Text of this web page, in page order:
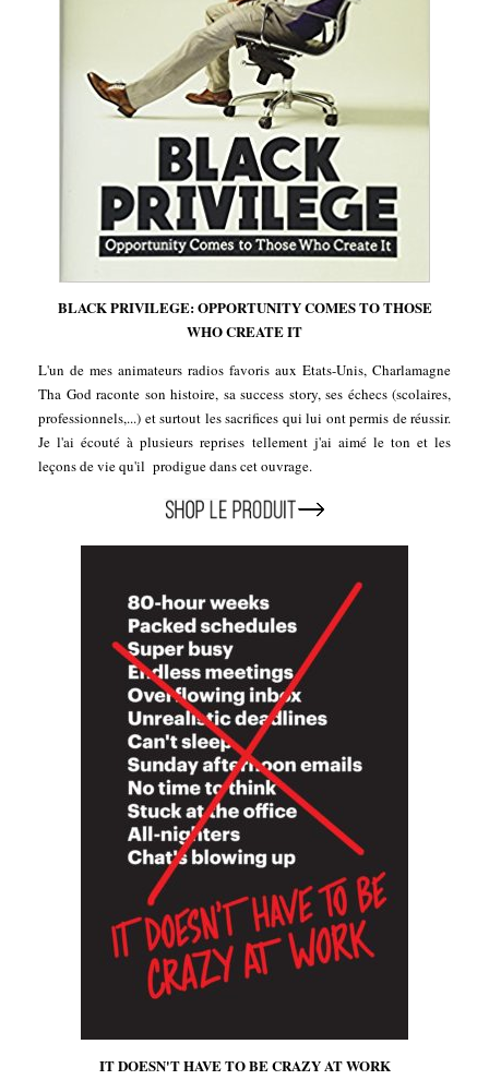
BLACK PRIVILEGE: OPPORTUNITY COMES TO THOSE
WHO CREATE IT
L'un de mes animateurs radios favoris aux Etats-Unis, Charlamagne
Tha God raconte son histoire, sa success story, ses échecs (scolaires,
professionnels,...) et surtout les sacrifices qui lui ont permis de réussir.
Je l'ai écouté à plusieurs reprises tellement j'ai aimé le ton et les
leçons de vie qu'il prodigue dans cet ouvrage.
IT DOESN'T HAVE TO BE CRAZY AT WORK